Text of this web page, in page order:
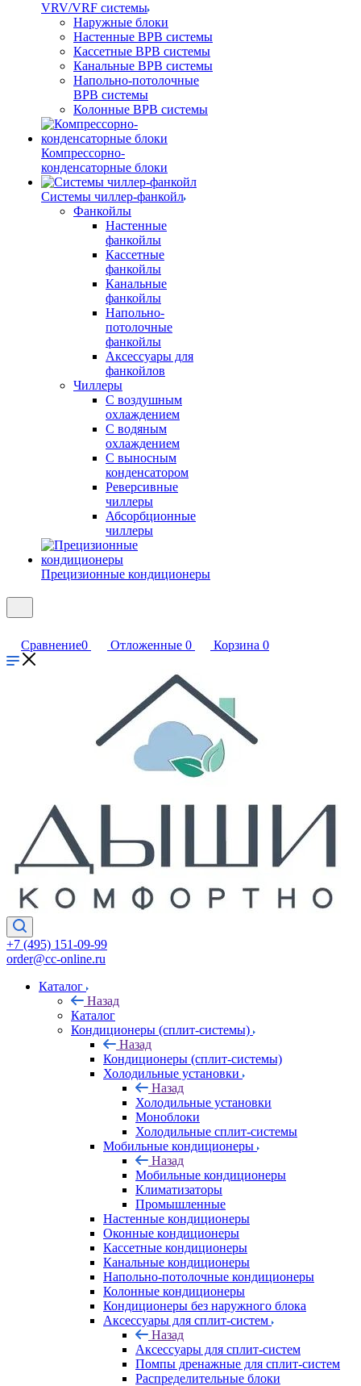
VRV/VRF системы
Наружные блоки
Настенные ВРВ системы
Кассетные ВРВ системы
Канальные ВРВ системы
Напольно-потолочные
ВРВ системы
Колонные ВРВ системы
Компрессорно-
конденсаторные блоки
Системы чиллер-фанкойл
Фанкойлы
Настенные
фанкойлы
Кассетные
фанкойлы
Канальные
фанкойлы
Напольно-
потолочные
фанкойлы
Аксессуары для
фанкойлов
Чиллеры
С воздушным
охлаждением
С водяным
охлаждением
С выносным
конденсатором
Реверсивные
чиллеры
Абсорбционные
чиллеры
Прецизионные кондиционеры
Сравнение0 Отложенные 0 Корзина 0
+7 (495) 151-09-99
order@cc-online.ru
Каталог
Назад
Каталог
Кондиционеры (сплит-системы)
Назад
Кондиционеры (сплит-системы)
Холодильные установки
Назад
Холодильные установки
Моноблоки
Холодильные сплит-системы
Мобильные кондиционеры
Назад
Мобильные кондиционеры
Климатизаторы
Промышленные
Настенные кондиционеры
Оконные кондиционеры
Кассетные кондиционеры
Канальные кондиционеры
Напольно-потолочные кондиционеры
Колонные кондиционеры
Кондиционеры без наружного блока
Аксессуары для сплит-систем
Назад
Аксессуары для сплит-систем
Помпы дренажные для сплит-систем
Распределительные блоки